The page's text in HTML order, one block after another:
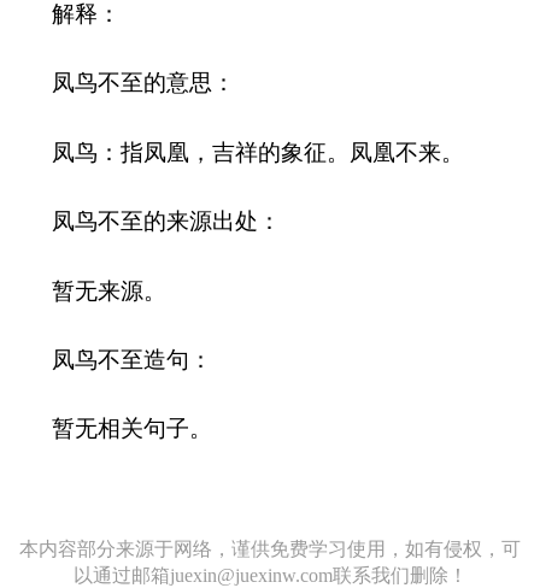
解释：
凤鸟不至的意思：
凤鸟：指凤凰，吉祥的象征。凤凰不来。
凤鸟不至的来源出处：
暂无来源。
凤鸟不至造句：
暂无相关句子。
本内容部分来源于网络，谨供免费学习使用，如有侵权，可
以通过邮箱juexin@juexinw.com联系我们删除！